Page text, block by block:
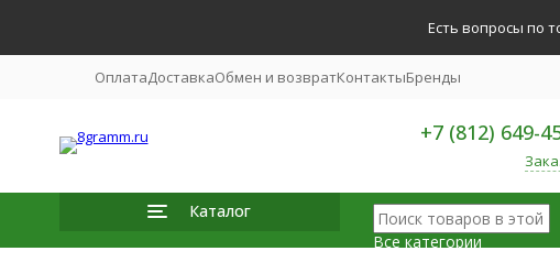
Есть вопросы по
ОплатаДоставкаОбмен и возвратКонтактыБренды
+7 (812) 649-
Каталог
Все категории